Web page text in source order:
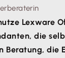
Lexware
die
Beratung, die